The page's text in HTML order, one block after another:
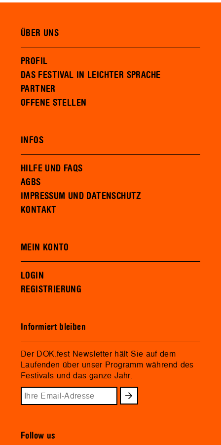
ÜBER UNS
PROFIL
DAS FESTIVAL IN LEICHTER SPRACHE
PARTNER
OFFENE STELLEN
INFOS
HILFE UND FAQS
AGBS
IMPRESSUM UND DATENSCHUTZ
KONTAKT
MEIN KONTO
LOGIN
REGISTRIERUNG
Informiert bleiben
Der DOK.fest Newsletter hält Sie auf dem
Laufenden über unser Programm während des
Festivals und das ganze Jahr.
Follow us